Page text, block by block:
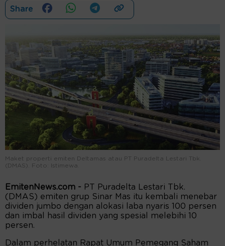
Share
Maket properti emiten Deltamas atau PT Puradelta Lestari Tbk.
(DMAS). Foto: Istimewa.
EmitenNews.com - PT Puradelta Lestari Tbk.
(DMAS) emiten grup Sinar Mas itu kembali menebar
dividen jumbo dengan alokasi laba nyaris 100 persen
dan imbal hasil dividen yang spesial melebihi 10
persen.
Dalam perhelatan Rapat Umum Pemegang Saham